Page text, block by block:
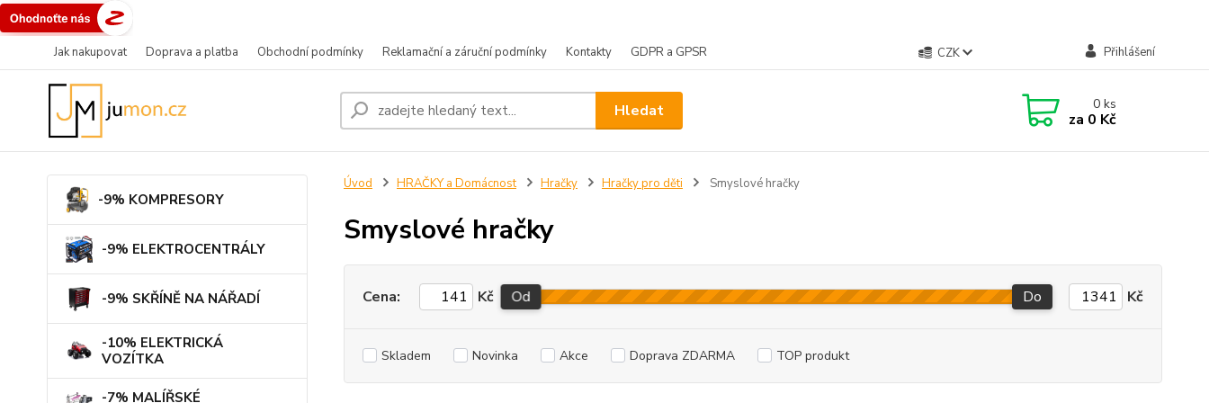
Jak nakupovat Doprava a platba Obchodní podmínky Reklamační a záruční podmínky Kontakty GDPR a GPSR CZK Přihlášení
Hledat 0ks
za 0 Kč
-9% KOMPRESORY
-9% ELEKTROCENTRÁLY
-9% SKŘÍNĚ NA NÁŘADÍ
-10% ELEKTRICKÁ
VOZÍTKA
-7% MALÍŘSKÉ
Úvod HRAČKY a Domácnost Hračky Hračky pro děti Smyslové hračky
Smyslové hračky
Cena: Kč Od Do Kč
Skladem Novinka Akce Doprava ZDARMA TOP produkt